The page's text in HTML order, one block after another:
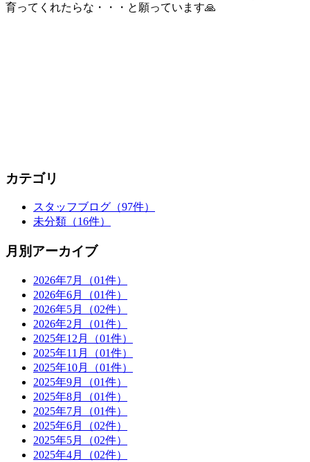
育ってくれたらな・・・と願っています🙏
カテゴリ
スタッフブログ （97件）
未分類 （16件）
月別アーカイブ
2026年7月
（01件）
2026年6月
（01件）
2026年5月
（02件）
2026年2月
（01件）
2025年12月
（01件）
2025年11月
（01件）
2025年10月
（01件）
2025年9月
（01件）
2025年8月
（01件）
2025年7月
（01件）
2025年6月
（02件）
2025年5月
（02件）
2025年4月
（02件）